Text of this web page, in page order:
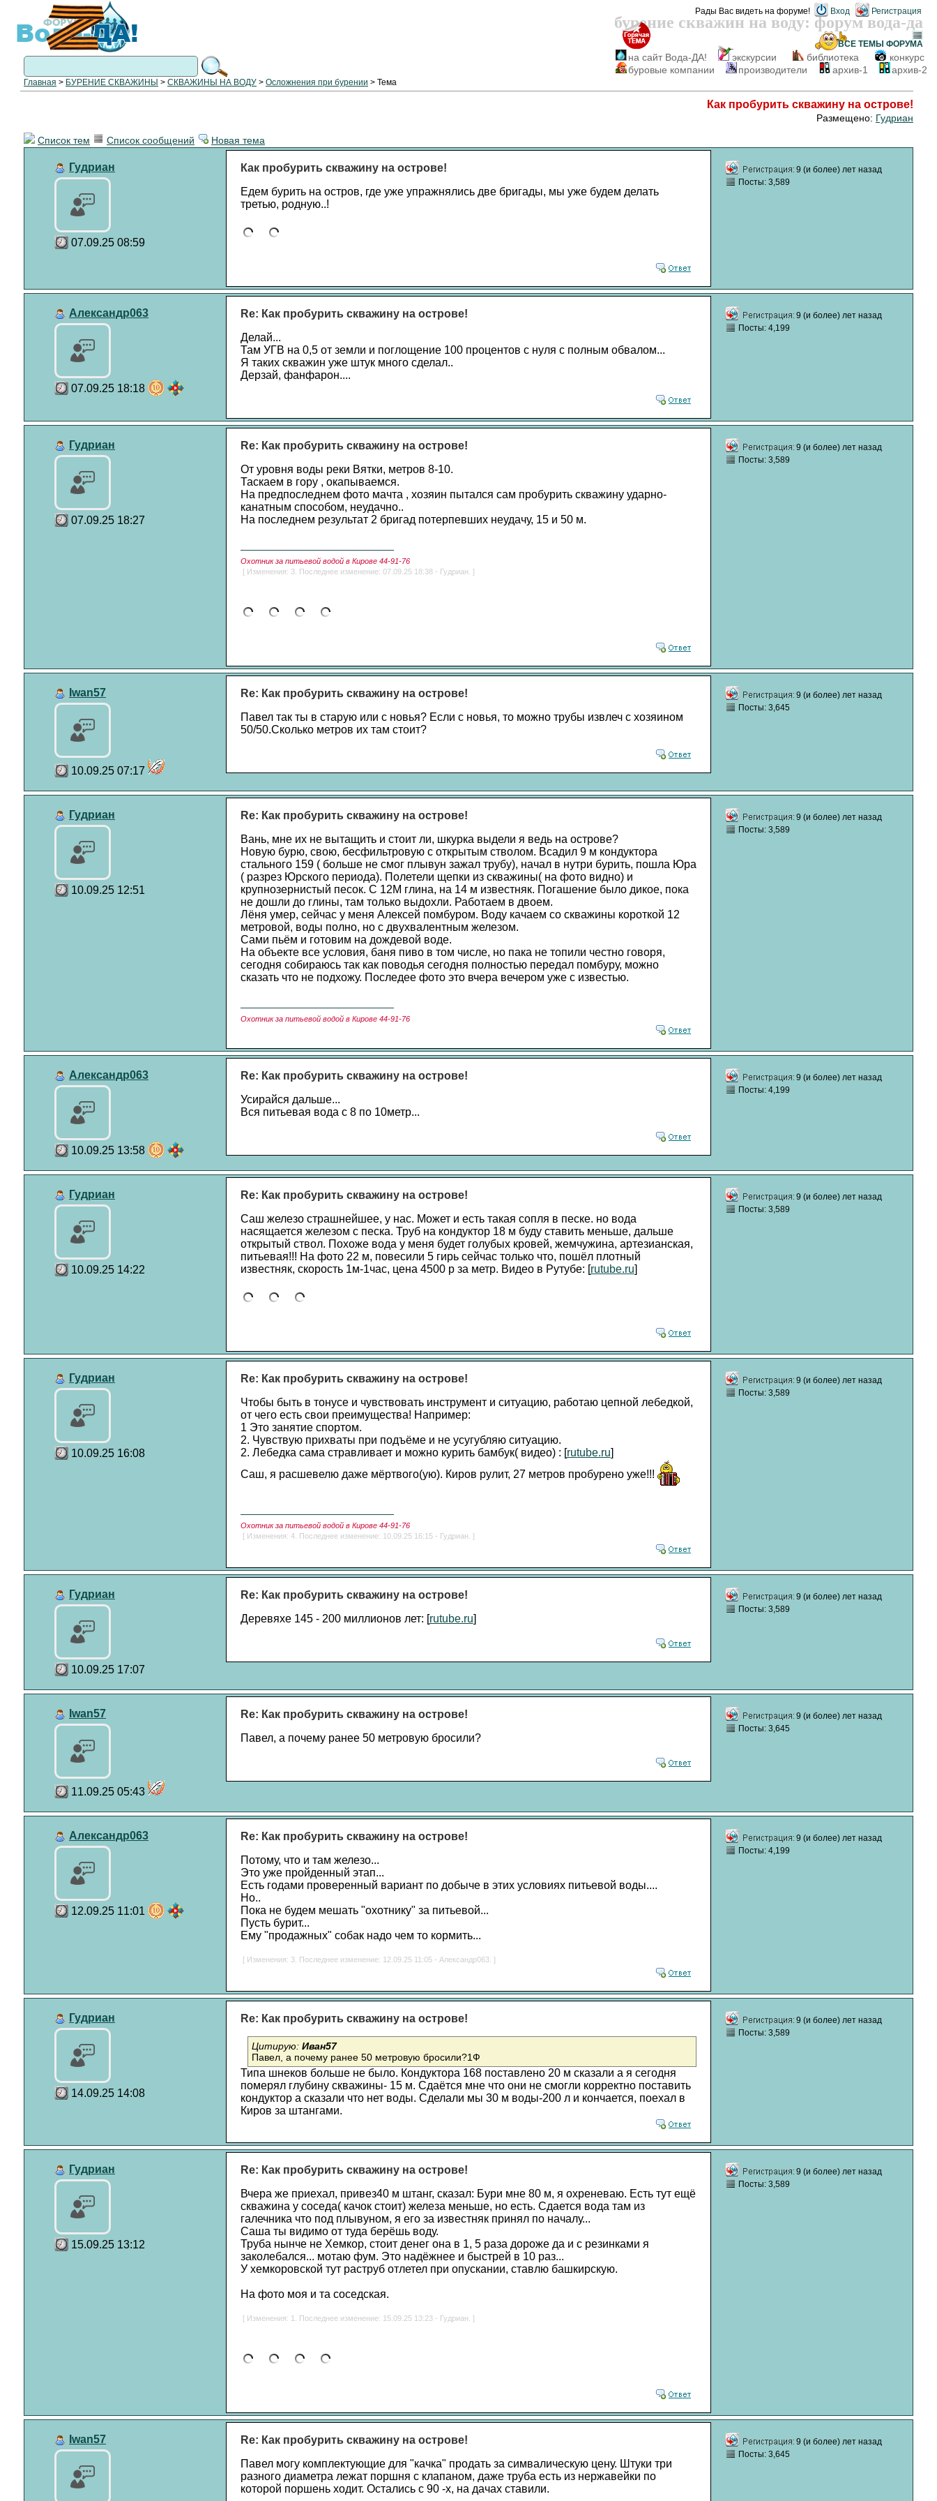
бурение скважин на воду: форум вода-да
Рады Вас видеть на форуме! Вход Регистрация
на сайт Вода-ДА! экскурсии библиотека
конкурс
буровые компании
производители архив-1 архив-2
ВСЕ ТЕМЫ ФОРУМА
Главная > БУРЕНИЕ СКВАЖИНЫ > СКВАЖИНЫ НА ВОДУ > Осложнения при бурении > Тема
Как пробурить скважину на острове!
Размещено: Гудриан
Список тем
Список сообщений Новая тема
Гудриан
07.09.25 08:59
Как пробурить скважину на острове!
Едем бурить на остров, где уже упражнялись две бригады, мы уже будем делать
третью, родную..!
9 (и более) лет назад
Посты: 3,589
Александр063
07.09.25 18:18
Re: Как пробурить скважину на острове!
Делай...
Там УГВ на 0,5 от земли и поглощение 100 процентов с нуля с полным обвалом...
Я таких скважин уже штук много сделал..
Дерзай, фанфарон....
9 (и более) лет назад
Посты: 4,199
Гудриан
07.09.25 18:27
Re: Как пробурить скважину на острове!
От уровня воды реки Вятки, метров 8-10.
Таскаем в гору , окапываемся.
На предпоследнем фото мачта , хозяин пытался сам пробурить скважину ударно-
канатным способом, неудачно..
На последнем результат 2 бригад потерпевших неудачу, 15 и 50 м.
Охотник за питьевой водой в Кирове 44-91-76
[ Изменения: 3. Последнее изменение: 07.09.25 18:38 - Гудриан. ]
9 (и более) лет назад
Посты: 3,589
Iwan57
10.09.25 07:17
Re: Как пробурить скважину на острове!
Павел так ты в старую или с новья? Если с новья, то можно трубы извлеч с хозяином
50/50.Сколько метров их там стоит?
9 (и более) лет назад
Посты: 3,645
Гудриан
10.09.25 12:51
Re: Как пробурить скважину на острове!
Вань, мне их не вытащить и стоит ли, шкурка выдели я ведь на острове?
Новую бурю, свою, бесфильтровую с открытым стволом. Всадил 9 м кондуктора
стального 159 ( больше не смог плывун зажал трубу), начал в нутри бурить, пошла Юра
( разрез Юрского периода). Полетели щепки из скважины( на фото видно) и
крупнозернистый песок. С 12М глина, на 14 м известняк. Погашение было дикое, пока
не дошли до глины, там только выдохли. Работаем в двоем.
Лёня умер, сейчас у меня Алексей помбуром. Воду качаем со скважины короткой 12
метровой, воды полно, но с двухвалентным железом.
Сами пьём и готовим на дождевой воде.
На объекте все условия, баня пиво в том числе, но пака не топили честно говоря,
сегодня собираюсь так как поводья сегодня полностью передал помбуру, можно
сказать что не подхожу. Последее фото это вчера вечером уже с известью.
Охотник за питьевой водой в Кирове 44-91-76
9 (и более) лет назад
Посты: 3,589
Александр063
10.09.25 13:58
Re: Как пробурить скважину на острове!
Усирайся дальше...
Вся питьевая вода с 8 по 10метр...
9 (и более) лет назад
Посты: 4,199
Гудриан
10.09.25 14:22
Re: Как пробурить скважину на острове!
Саш железо страшнейшее, у нас. Может и есть такая сопля в песке. но вода
насящается железом с песка. Труб на кондуктор 18 м буду ставить меньше, дальше
открытый ствол. Похоже вода у меня будет голубых кровей, жемчужина, артезианская,
питьевая!!! На фото 22 м, повесили 5 гирь сейчас только что, пошёл плотный
известняк, скорость 1м-1час, цена 4500 р за метр. Видео в Рутубе: [rutube.ru]
9 (и более) лет назад
Посты: 3,589
Гудриан
10.09.25 16:08
Re: Как пробурить скважину на острове!
Чтобы быть в тонусе и чувствовать инструмент и ситуацию, работаю цепной лебедкой,
от чего есть свои преимущества! Например:
1 Это занятие спортом.
2. Чувствую прихваты при подъёме и не усугубляю ситуацию.
2. Лебедка сама стравливает и можно курить бамбук( видео) : [rutube.ru]
Саш, я расшевелю даже мёртвого(ую). Киров рулит, 27 метров пробурено уже!!!
Охотник за питьевой водой в Кирове 44-91-76
[ Изменения: 4. Последнее изменение: 10.09.25 16:15 - Гудриан. ]
9 (и более) лет назад
Посты: 3,589
Гудриан
10.09.25 17:07
Re: Как пробурить скважину на острове!
Деревяхе 145 - 200 миллионов лет: [rutube.ru]
9 (и более) лет назад
Посты: 3,589
Iwan57
11.09.25 05:43
Re: Как пробурить скважину на острове!
Павел, а почему ранее 50 метровую бросили?
9 (и более) лет назад
Посты: 3,645
Александр063
12.09.25 11:01
Re: Как пробурить скважину на острове!
Потому, что и там железо...
Это уже пройденный этап...
Есть годами проверенный вариант по добыче в этих условиях питьевой воды....
Но..
Пока не будем мешать "охотнику" за питьевой...
Пусть бурит...
Ему "продажных" собак надо чем то кормить...
[ Изменения: 3. Последнее изменение: 12.09.25 11:05 - Александр063. ]
9 (и более) лет назад
Посты: 4,199
Гудриан
14.09.25 14:08
Re: Как пробурить скважину на острове!
Цитирую: Иван57
Павел, а почему ранее 50 метровую бросили?1Ф
Типа шнеков больше не было. Кондуктора 168 поставлено 20 м сказали а я сегодня
померял глубину скважины- 15 м. Сдаётся мне что они не смогли корректно поставить
кондуктор а сказали что нет воды. Сделали мы 30 м воды-200 л и кончается, поехал в
Киров за штангами.
9 (и более) лет назад
Посты: 3,589
Гудриан
15.09.25 13:12
Re: Как пробурить скважину на острове!
Вчера же приехал, привез40 м штанг, сказал: Бури мне 80 м, я охреневаю. Есть тут ещё
скважина у соседа( качок стоит) железа меньше, но есть. Сдается вода там из
галечника что под плывуном, я его за известняк принял по началу...
Саша ты видимо от туда берёшь воду.
Труба нынче не Хемкор, стоит денег она в 1, 5 раза дороже да и с резинками я
заколебался... мотаю фум. Это надёжнее и быстрей в 10 раз...
У хемкоровской тут раструб отлетел при опускании, ставлю башкирскую.
На фото моя и та соседская.
[ Изменения: 1. Последнее изменение: 15.09.25 13:23 - Гудриан. ]
9 (и более) лет назад
Посты: 3,589
Iwan57
Re: Как пробурить скважину на острове!
Павел могу комплектующие для "качка" продать за симвалическую цену. Штуки три
разного диаметра лежат поршня с клапаном, даже труба есть из нержавейки по
которой поршень ходит. Остались с 90 -х, на дачах ставили.
9 (и более) лет назад
Посты: 3,645